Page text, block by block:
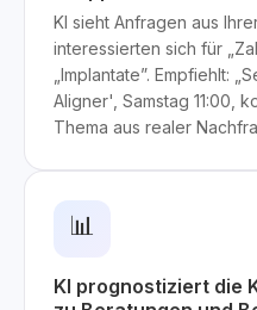
KI sieht Anfragen aus
interessierten sich für
„Implantate”. Empfiehlt:
Aligner', Samstag 11:00,
Thema aus realer
📊
KI prognostiziert die